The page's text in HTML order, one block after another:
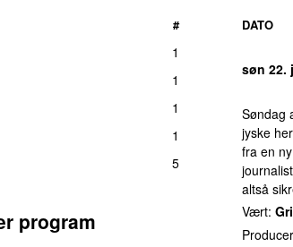
#
1
1
1
1
5
program
DATO
søn 22.
Søndag
jyske
fra en
altså
Vært: